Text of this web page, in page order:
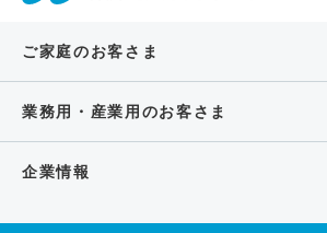
ご家庭のお客さま
業務用・産業用のお客さま
企業情報